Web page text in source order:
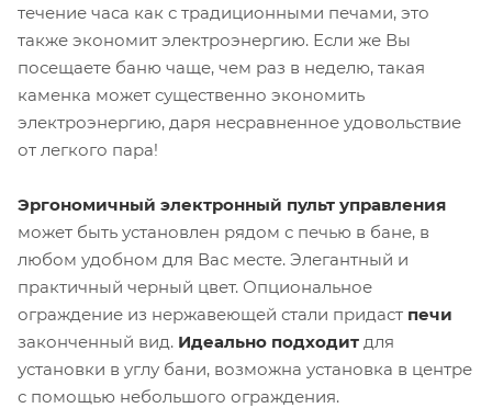
течение часа как с традиционными печами, это
также экономит электроэнергию. Если же Вы
посещаете баню чаще, чем раз в неделю, такая
каменка может существенно экономить
электроэнергию, даря несравненное удовольствие
от легкого пара!
Эргономичный электронный пульт управления
может быть установлен рядом с печью в бане, в
любом удобном для Вас месте. Элегантный и
практичный черный цвет. Опциональное
ограждение из нержавеющей стали придаст печи
законченный вид. Идеально подходит для
установки в углу бани, возможна установка в центре
с помощью небольшого ограждения.